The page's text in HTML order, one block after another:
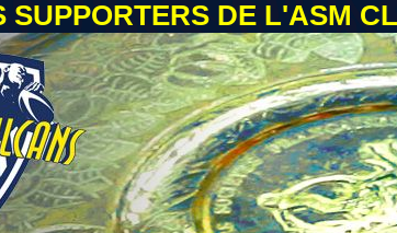
SUPPORTERS DE L'ASM